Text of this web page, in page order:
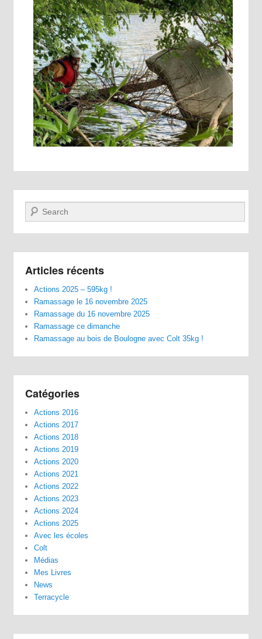
Recherche
Articles récents
Actions 2025 – 595kg !
Ramassage le 16 novembre 2025
Ramassage du 16 novembre 2025
Ramassage ce dimanche
Ramassage au bois de Boulogne avec Colt 35kg !
Catégories
Actions 2016
Actions 2017
Actions 2018
Actions 2019
Actions 2020
Actions 2021
Actions 2022
Actions 2023
Actions 2024
Actions 2025
Avec les écoles
Colt
Médias
Mes Livres
News
Terracycle